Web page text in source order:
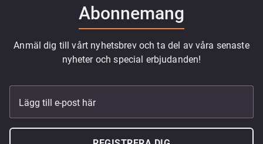
Abonnemang
Anmäl dig till vårt nyhetsbrev och ta del av våra senaste
nyheter och special erbjudanden!
Lägg till e-post här